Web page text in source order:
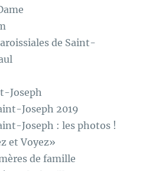
de Saint-
Joseph
Joseph 2019
Joseph : les photos !
et Voyez»
de famille